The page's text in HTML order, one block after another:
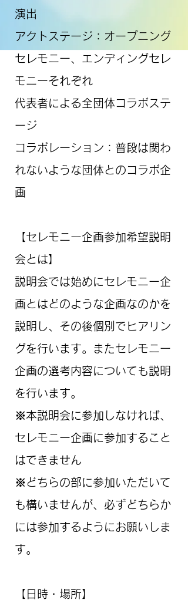
演出
アクトステージ：オープニング
セレモニー、エンディングセレ
モニーそれぞれ
代表者による全団体コラボステ
ージ
コラボレーション：普段は関わ
れないような団体とのコラボ企
画
【セレモニー企画参加希望説明
会とは】
説明会では始めにセレモニー企
画とはどのような企画なのかを
説明し、その後個別でヒアリン
グを行います。またセレモニー
企画の選考内容についても説明
を行います。
※本説明会に参加しなければ、
セレモニー企画に参加すること
はできません
※どちらの部に参加いただいて
も構いませんが、必ずどちらか
には参加するようにお願いしま
す。
【日時・場所】